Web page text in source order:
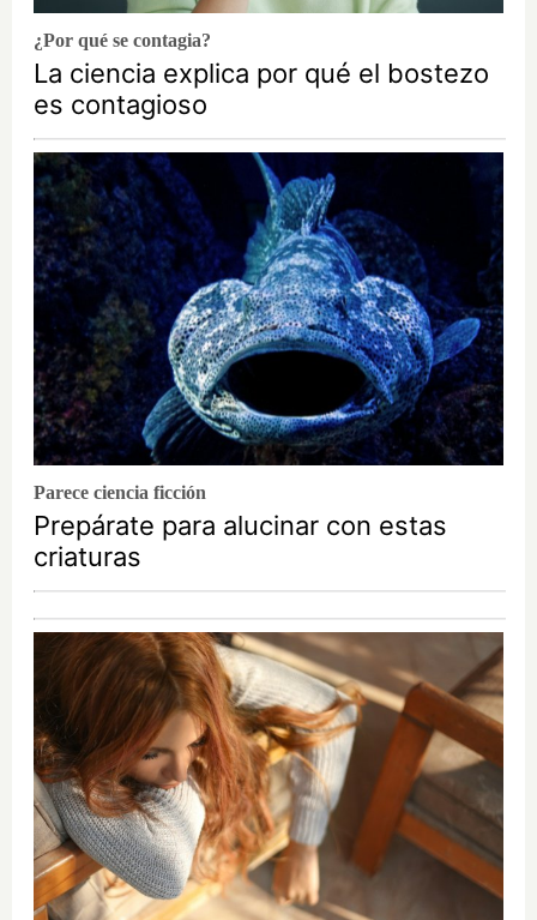
¿Por qué se contagia?
La ciencia explica por qué el bostezo
es contagioso
Parece ciencia ficción
Prepárate para alucinar con estas
criaturas